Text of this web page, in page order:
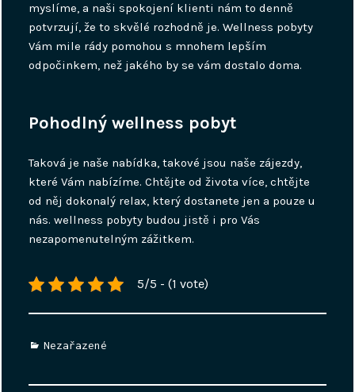
myslíme, a naši spokojení klienti nám to denně
potvrzují, že to skvělé rozhodně je. Wellness pobyty
Vám mile rády pomohou s mnohem lepším
odpočinkem, než jakého by se vám dostalo doma.
Pohodlný wellness pobyt
Taková je naše nabídka, takové jsou naše zájezdy,
které Vám nabízíme. Chtějte od života více, chtějte
od něj dokonalý relax, který dostanete jen a pouze u
nás.wellness pobyty budou jistě i pro Vás
nezapomenutelným zážitkem.
5/5 - (1 vote)
Categories
Nezařazené